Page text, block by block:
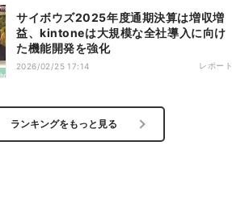
サイボウズ2025年度通期決算は増収増
益、kintoneは大規模な全社導入に向け
た機能開発を強化
2026/02/25 17:14 レポート
ランキングをもっと見る